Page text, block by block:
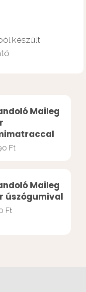
készült
Maileg
Ft
Maileg
úszógumival
Ft